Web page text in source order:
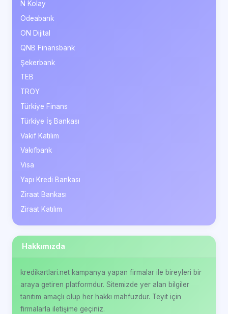
N Kolay
Odeabank
ON Dijital
QNB Finansbank
Şekerbank
TEB
TROY
Türkiye Finans
Türkiye İş Bankası
Vakıf Katılım
Vakıfbank
Visa
Yapı Kredi Bankası
Ziraat Bankası
Ziraat Katılım
Hakkımızda
kredikartlari.net kampanya yapan firmalar ile bireyleri bir
araya getiren platformdur. Sitemizde yer alan bilgiler
tanıtım amaçlı olup her hakkı mahfuzdur. Teyit için
firmalarla iletişime geçiniz.